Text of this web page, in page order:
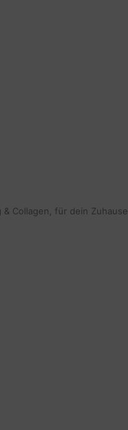
& Collagen, für dein Zuhause